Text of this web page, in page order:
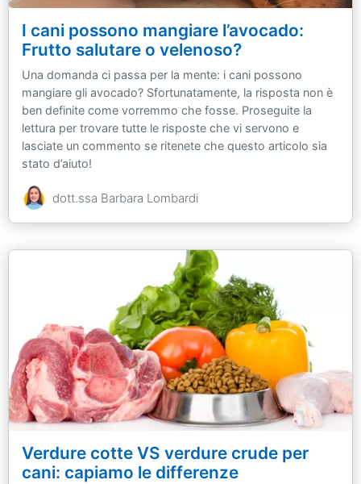
I cani possono mangiare l’avocado:
Frutto salutare o velenoso?
Una domanda ci passa per la mente: i cani possono
mangiare gli avocado? Sfortunatamente, la risposta non è
ben definite come vorremmo che fosse. Proseguite la
lettura per trovare tutte le risposte che vi servono e
lasciate un commento se ritenete che questo articolo sia
stato d’aiuto!
dott.ssa Barbara Lombardi
Verdure cotte VS verdure crude per
cani: capiamo le differenze